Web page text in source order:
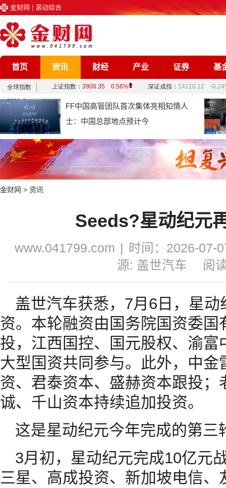
金财网 滚动综合
首页 资讯 财经 产业 证券 基
企业 文化 娱乐
综合
FF中国高管团队首次集体亮相知情人
士：中国总部地点预计今
金财网 > 资讯
Seeds?星动纪元
www.041799.com
时间：2026-07-
源: 盖世汽车
阅
盖世汽车获悉，7月6日，星
资。本轮融资由国务院国资委
投，江西国控、国元股权、渝
大型国资共同参与。此外，中
资、君泰资本、盛赫资本跟投
诚、千山资本持续追加投资。
这是星动纪元今年完成的第三
3月初，星动纪元完成10亿元
三星、高成投资、新加坡电信